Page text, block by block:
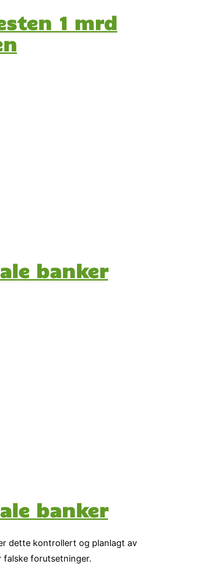
1 mrd
banker
banker
dette kontrollert og planlagt av
falske forutsetninger.